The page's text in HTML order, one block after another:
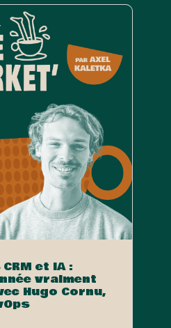
et IA :
vraiment
Hugo Cornu,